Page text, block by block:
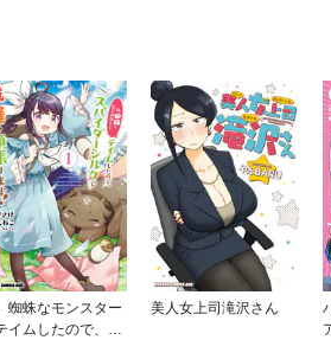
蜘蛛なモンスター
イムしたので、ス
美人女上司滝沢さん